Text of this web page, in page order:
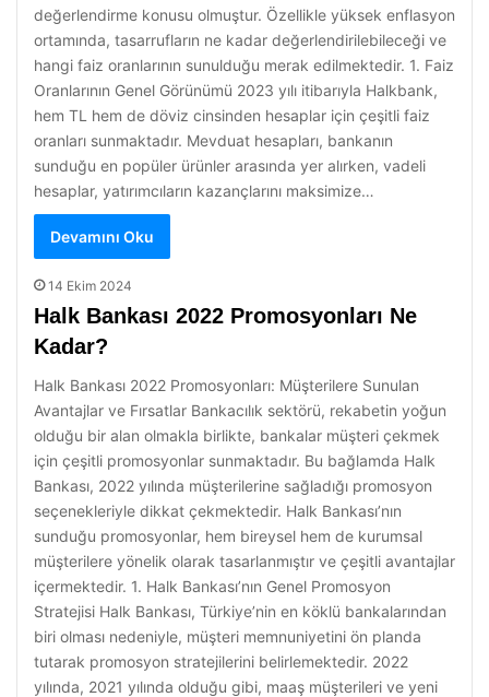
değerlendirme konusu olmuştur. Özellikle yüksek enflasyon
ortamında, tasarrufların ne kadar değerlendirilebileceği ve
hangi faiz oranlarının sunulduğu merak edilmektedir. 1. Faiz
Oranlarının Genel Görünümü 2023 yılı itibarıyla Halkbank,
hem TL hem de döviz cinsinden hesaplar için çeşitli faiz
oranları sunmaktadır. Mevduat hesapları, bankanın
sunduğu en popüler ürünler arasında yer alırken, vadeli
hesaplar, yatırımcıların kazançlarını maksimize…
Devamını Oku
14 Ekim 2024
Halk Bankası 2022 Promosyonları Ne
Kadar?
Halk Bankası 2022 Promosyonları: Müşterilere Sunulan
Avantajlar ve Fırsatlar Bankacılık sektörü, rekabetin yoğun
olduğu bir alan olmakla birlikte, bankalar müşteri çekmek
için çeşitli promosyonlar sunmaktadır. Bu bağlamda Halk
Bankası, 2022 yılında müşterilerine sağladığı promosyon
seçenekleriyle dikkat çekmektedir. Halk Bankası’nın
sunduğu promosyonlar, hem bireysel hem de kurumsal
müşterilere yönelik olarak tasarlanmıştır ve çeşitli avantajlar
içermektedir. 1. Halk Bankası’nın Genel Promosyon
Stratejisi Halk Bankası, Türkiye’nin en köklü bankalarından
biri olması nedeniyle, müşteri memnuniyetini ön planda
tutarak promosyon stratejilerini belirlemektedir. 2022
yılında, 2021 yılında olduğu gibi, maaş müşterileri ve yeni